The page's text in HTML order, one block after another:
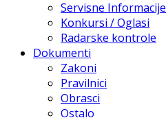
Servisne Informacije
Konkursi / Oglasi
Radarske kontrole
Dokumenti
Zakoni
Pravilnici
Obrasci
Ostalo